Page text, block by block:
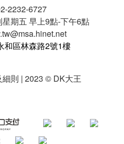
2232-6727
期五 早上9點-下午6點
和區林森路2號1樓
細則 | 2023 © DK大王